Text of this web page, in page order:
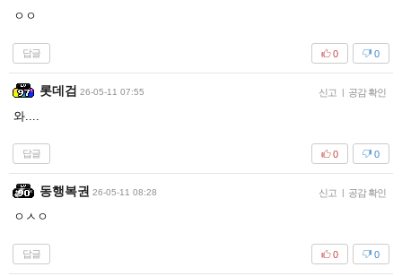
ㅇㅇ
답글 0
0
롯데검 26-05-11 07:55 신고 | 공감 확인
와....
답글 0
0
동행복권 26-05-11 08:28 신고 | 공감 확인
ㅇㅅㅇ
답글 0
0